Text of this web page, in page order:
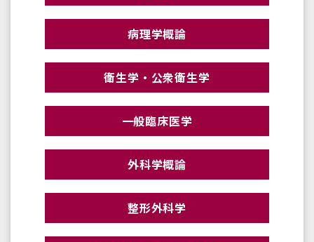
病理学概論
衛生学・公衆衛生学
一般臨床医学
外科学概論
整形外科学